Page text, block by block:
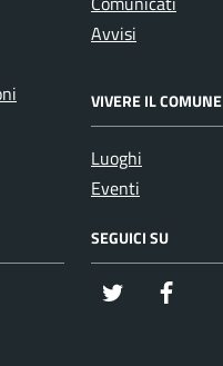
Avvisi
VIVERE IL COMUNE
Luoghi
Eventi
SEGUICI SU
twitter